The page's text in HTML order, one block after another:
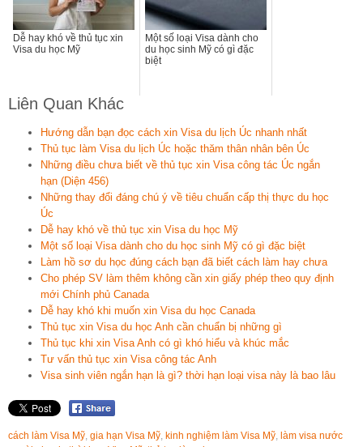
Dễ hay khó về thủ tục xin
Visa du học Mỹ
Một số loại Visa dành cho
du học sinh Mỹ có gì đặc
biệt
Liên Quan Khác
Hướng dẫn bạn đọc cách xin Visa du lịch Úc nhanh nhất
Thủ tục làm Visa du lịch Úc hoặc thăm thân nhân bên Úc
Những điều chưa biết về thủ tục xin Visa công tác Úc ngắn
hạn (Diện 456)
Những thay đổi đáng chú ý về tiêu chuẩn cấp thị thực du học
Úc
Dễ hay khó về thủ tục xin Visa du học Mỹ
Một số loại Visa dành cho du học sinh Mỹ có gì đặc biệt
Làm hồ sơ du học đúng cách bạn đã biết cách làm hay chưa
Cho phép SV làm thêm không cần xin giấy phép theo quy định
mới Chính phủ Canada
Dễ hay khó khi muốn xin Visa du học Canada
Thủ tục xin Visa du học Anh cần chuẩn bị những gì
Thủ tục khi xin Visa Anh có gì khó hiểu và khúc mắc
Tư vấn thủ tục xin Visa công tác Anh
Visa sinh viên ngắn hạn là gì? thời hạn loại visa này là bao lâu
cách làm Visa Mỹ, gia hạn Visa Mỹ, kinh nghiệm làm Visa Mỹ, làm visa nước